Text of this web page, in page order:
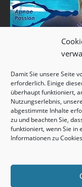
Damit Sie unsere Seite
erforderlich. Einige
überhaupt funktioniert,
Nutzungserlebnis,
abgestimmte Inhalte
zu und beachten Sie,
funktioniert, wenn Sie in
Informationen zu